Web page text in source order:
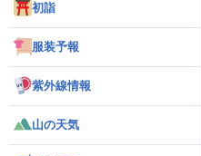
初詣
服装予報
紫外線情報
山の天気